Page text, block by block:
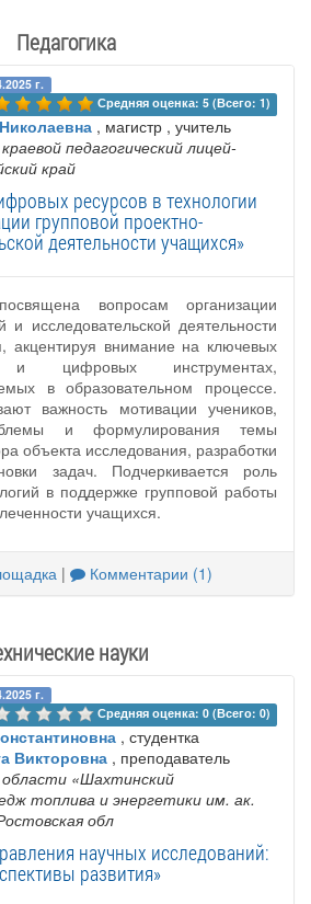
Педагогика
г.
Средняя оценка: 5 (Всего: 1)
, магистр , учитель
педагогический лицей-
край
ресурсов в технологии
групповой проектно-
деятельности учащихся»
вопросам организации
и исследовательской деятельности
акцентируя внимание на ключевых
и цифровых инструментах,
в образовательном процессе.
важность мотивации учеников,
и формулирования темы
объекта исследования, разработки
задач. Подчеркивается роль
в поддержке групповой работы
учащихся.
| Комментарии (1)
науки
г.
Средняя оценка: 0 (Всего: 0)
, студентка
Викторовна , преподаватель
«Шахтинский
топлива и энергетики им. ак.
обл
научных исследований:
развития»